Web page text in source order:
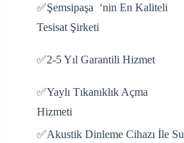
✅Şemsipaşa ‘nin En Kaliteli
Tesisat Şirketi
✅2-5 Yıl Garantili Hizmet
✅Yaylı Tıkanıklık Açma
Hizmeti
✅Akustik Dinleme Cihazı İle Su